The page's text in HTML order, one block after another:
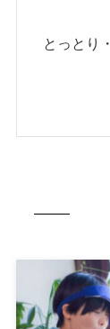
とっとり